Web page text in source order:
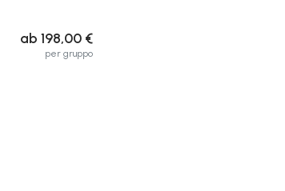
ab 198,00 €
per gruppo